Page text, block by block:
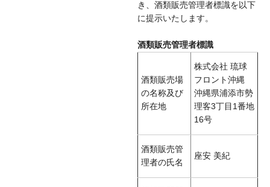
き、酒類販売管理者標識を以下
に提示いたします。
酒類販売管理者標識
酒類販売場
の名称及び
所在地
株式会社 琉球
フロント沖縄
沖縄県浦添市勢
理客3丁目1番地
16号
酒類販売管
理者の氏名
座安 美紀